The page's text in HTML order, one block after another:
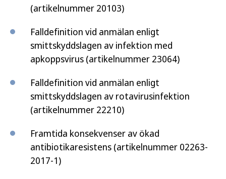
(artikelnummer 20103)
Falldefinition vid anmälan enligt
smittskyddslagen av infektion med
apkoppsvirus (artikelnummer 23064)
Falldefinition vid anmälan enligt
smittskyddslagen av rotavirusinfektion
(artikelnummer 22210)
Framtida konsekvenser av ökad
antibiotikaresistens (artikelnummer 02263-
2017-1)